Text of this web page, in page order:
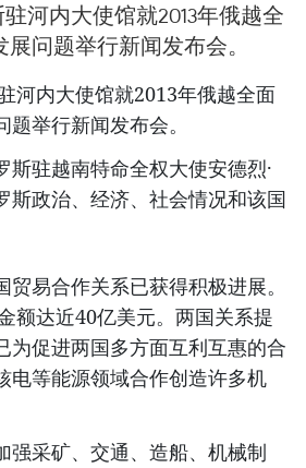
河内大使馆就2013年俄越全
问题举行新闻发布会。
河内大使馆就2013年俄越全面
举行新闻发布会。
斯驻越南特命全权大使安德烈·
斯政治、经济、社会情况和该国
易合作关系已获得积极进展。
额达近40亿美元。两国关系提
为促进两国多方面互利互惠的合
电等能源领域合作创造许多机
强采矿、交通、造船、机械制